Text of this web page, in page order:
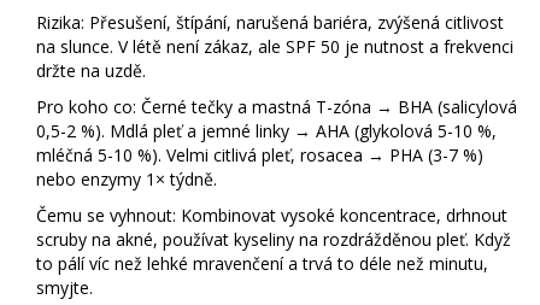
Rizika: Přesušení, štípání, narušená bariéra, zvýšená citlivost
na slunce. V létě není zákaz, ale SPF 50 je nutnost a frekvenci
držte na uzdě.
Pro koho co: Černé tečky a mastná T-zóna → BHA (salicylová
0,5-2 %). Mdlá pleť a jemné linky → AHA (glykolová 5-10 %,
mléčná 5-10 %). Velmi citlivá pleť, rosacea → PHA (3-7 %)
nebo enzymy 1× týdně.
Čemu se vyhnout: Kombinovat vysoké koncentrace, drhnout
scruby na akné, používat kyseliny na rozdrážděnou pleť. Když
to pálí víc než lehké mravenčení a trvá to déle než minutu,
smyjte.